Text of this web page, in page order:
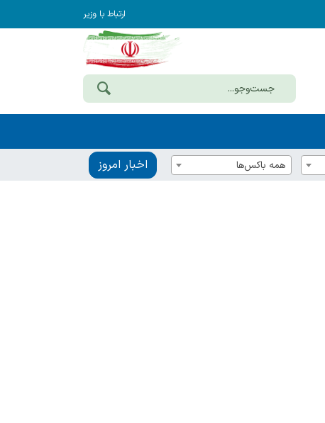
ارتباط با وزیر
همه باکس‌ها اخبار امروز